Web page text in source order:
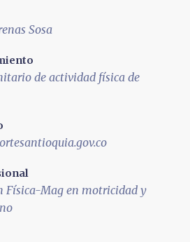
Sosa
de actividad física de
Física-Mag en motricidad y